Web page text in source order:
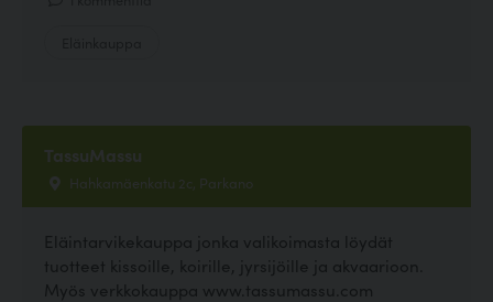
TassuMassu
Hahkamäenkatu 2c, Parkano
Eläintarvikekauppa jonka valikoimasta löydät
tuotteet kissoille, koirille, jyrsijöille ja akvaarioon.
Myös verkkokauppa www.tassumassu.com